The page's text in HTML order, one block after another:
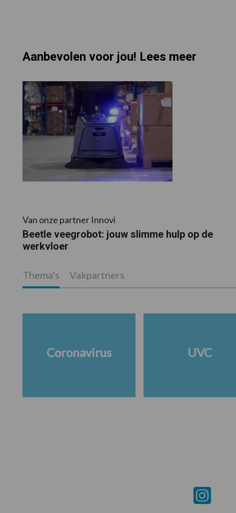
Aanbevolen voor jou! Lees meer
Van onze partner Innovi
Beetle veegrobot: jouw slimme hulp op de
werkvloer
Thema's Vakpartners
Coronavirus UVC